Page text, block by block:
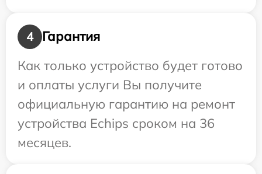
4
Гарантия
Как только устройство будет готово
и оплаты услуги Вы получите
официальную гарантию на ремонт
устройства Echips сроком на 36
месяцев.